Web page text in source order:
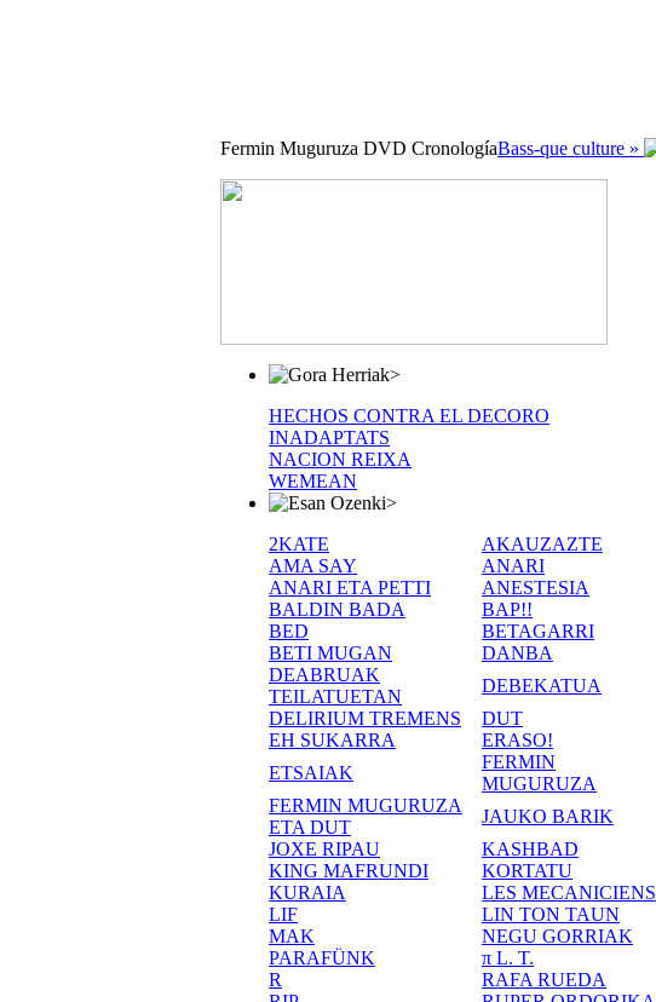
Fermin Muguruza DVD CronologíaBass-que culture »
>
HECHOS CONTRA EL DECORO
INADAPTATS
NACION REIXA
WEMEAN
>
2KATE
AKAUZAZTE
AMA SAY
ANARI
ANARI ETA PETTI
ANESTESIA
BALDIN BADA
BAP!!
BED
BETAGARRI
BETI MUGAN
DANBA
DEABRUAK
TEILATUETAN
DEBEKATUA
DELIRIUM TREMENS
DUT
EH SUKARRA
ERASO!
ETSAIAK
FERMIN
MUGURUZA
FERMIN MUGURUZA
ETA DUT
JAUKO BARIK
JOXE RIPAU
KASHBAD
KING MAFRUNDI
KORTATU
KURAIA
LES MECANICIENS
LIF
LIN TON TAUN
MAK
NEGU GORRIAK
PARAFÜNK
π L. T.
R
RAFA RUEDA